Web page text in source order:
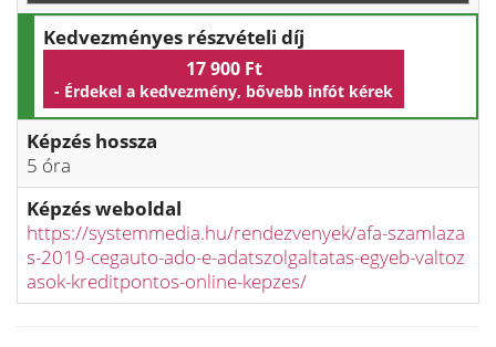
Kedvezményes részvételi díj
17 900 Ft
- Érdekel a kedvezmény, bővebb infót kérek
Képzés hossza
5 óra
Képzés weboldal
https://systemmedia.hu/rendezvenyek/afa-szamlaza
s-2019-cegauto-ado-e-adatszolgaltatas-egyeb-valtoz
asok-kreditpontos-online-kepzes/